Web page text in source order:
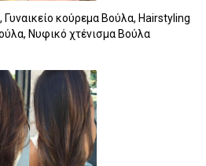
κούρεμα Βούλα, Hairstyling
Νυφικό χτένισμα Βούλα